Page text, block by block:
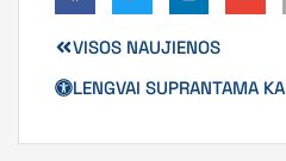
VISOS NAUJIENOS
LENGVAI SUPRANTAMA